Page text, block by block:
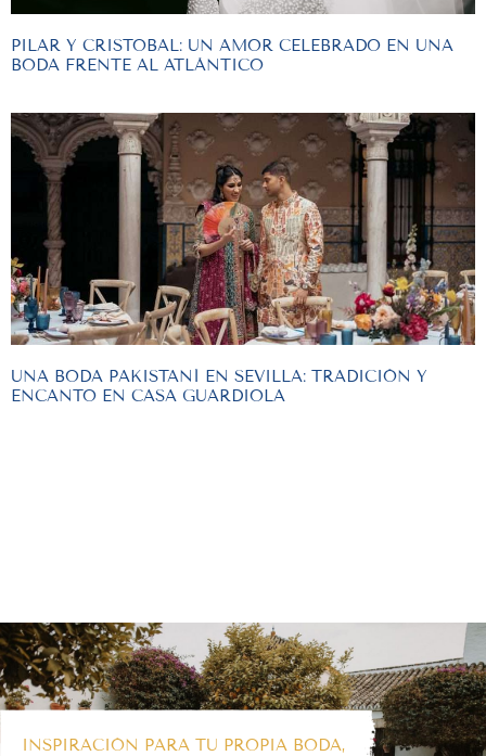
PILAR Y CRISTOBAL: UN AMOR CELEBRADO EN UNA
BODA FRENTE AL ATLÁNTICO
UNA BODA PAKISTANÍ EN SEVILLA: TRADICIÓN Y
ENCANTO EN CASA GUARDIOLA
INSPIRACIÓN PARA TU PROPIA BODA,